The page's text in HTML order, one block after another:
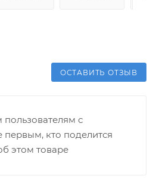
ОСТАВИТЬ ОТЗЫВ
с
первым, кто поделится
этом товаре